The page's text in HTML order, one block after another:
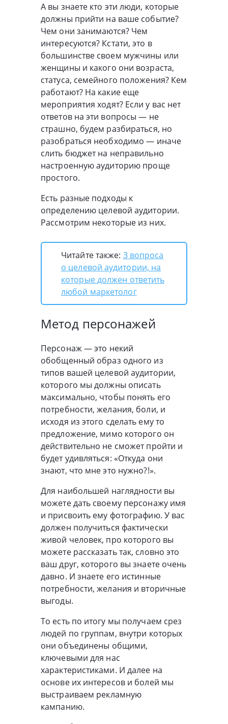
А вы знаете кто эти люди, которые
должны прийти на ваше событие?
Чем они занимаются? Чем
интересуются? Кстати, это в
большинстве своем мужчины или
женщины и какого они возраста,
статуса, семейного положения? Кем
работают? На какие еще
мероприятия ходят? Если у вас нет
ответов на эти вопросы — не
страшно, будем разбираться, но
разобраться необходимо — иначе
слить бюджет на неправильно
настроенную аудиторию проще
простого.
Есть разные подходы к
определению целевой аудитории.
Рассмотрим некоторые из них.
Читайте также: 3 вопроса
о целевой аудитории, на
которые должен ответить
любой маркетолог
Метод персонажей
Персонаж — это некий
обобщенный образ одного из
типов вашей целевой аудитории,
которого мы должны описать
максимально, чтобы понять его
потребности, желания, боли, и
исходя из этого сделать ему то
предложение, мимо которого он
действительно не сможет пройти и
будет удивляться: «Откуда они
знают, что мне это нужно?!».
Для наибольшей наглядности вы
можете дать своему персонажу имя
и присвоить ему фотографию. У вас
должен получиться фактически
живой человек, про которого вы
можете рассказать так, словно это
ваш друг, которого вы знаете очень
давно. И знаете его истинные
потребности, желания и вторичные
выгоды.
То есть по итогу мы получаем срез
людей по группам, внутри которых
они объединены общими,
ключевыми для нас
характеристиками. И далее на
основе их интересов и болей мы
выстраиваем рекламную
кампанию.